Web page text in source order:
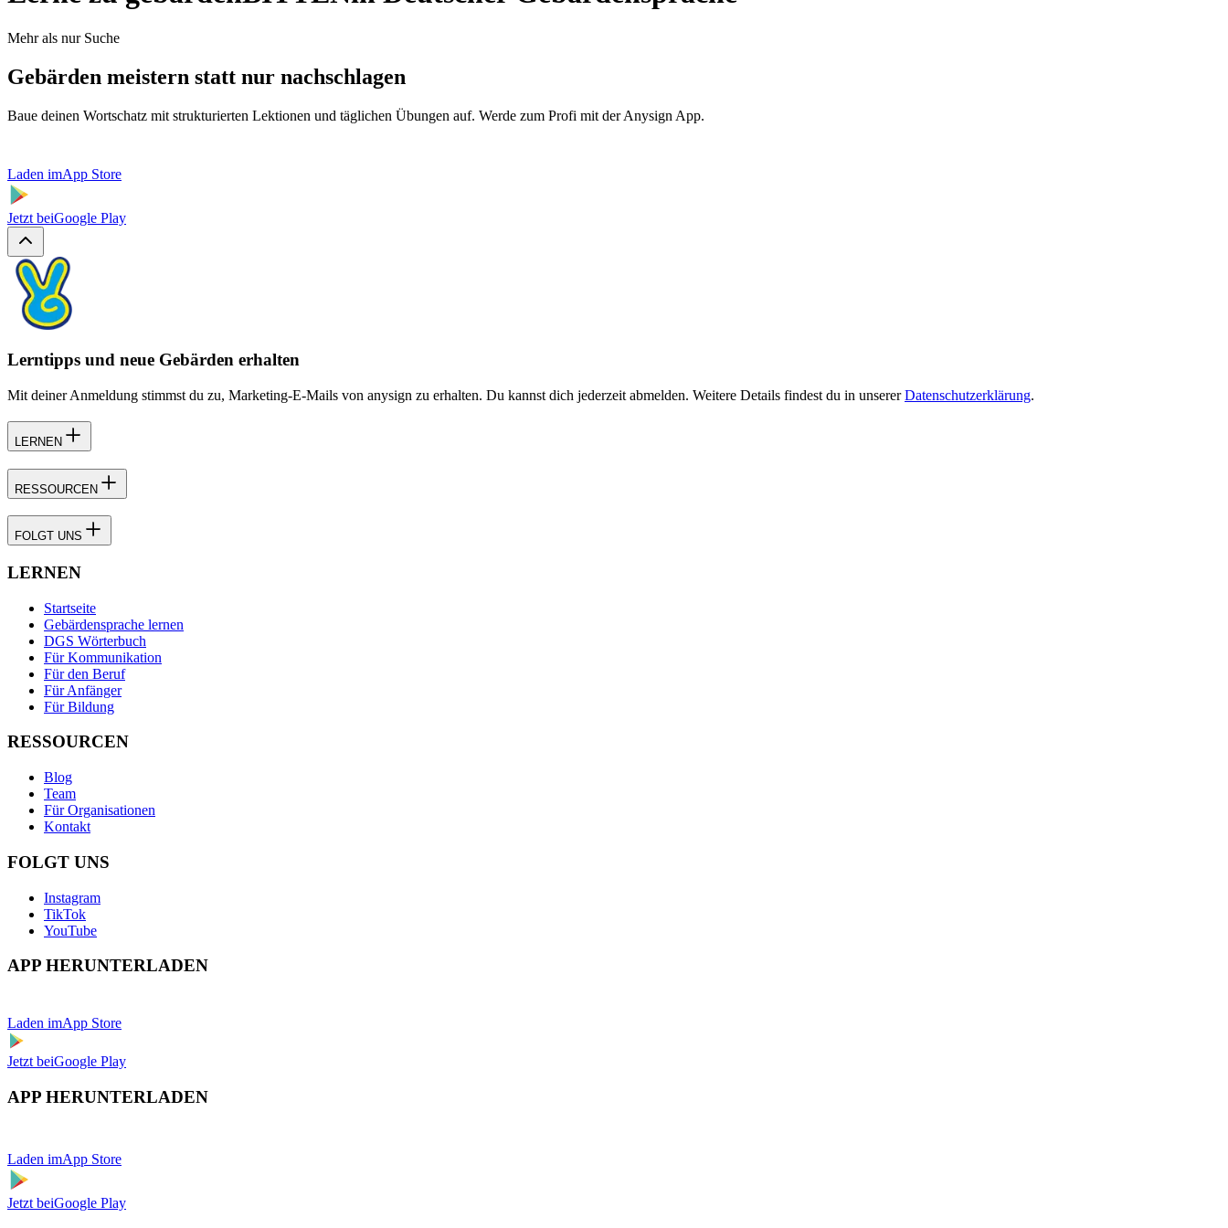
Mehr als nur Suche
Gebärden meistern statt nur nachschlagen
Baue deinen Wortschatz mit strukturierten Lektionen und täglichen Übungen auf. Werde zum Profi mit der Anysign App.
Laden imApp Store
Jetzt beiGoogle Play
Lerntipps und neue Gebärden erhalten
Mit deiner Anmeldung stimmst du zu, Marketing-E-Mails von anysign zu erhalten. Du kannst dich jederzeit abmelden. Weitere Details findest du in unserer Datenschutzerklärung.
LERNEN
RESSOURCEN
FOLGT UNS
LERNEN
Startseite
Gebärdensprache lernen
DGS Wörterbuch
Für Kommunikation
Für den Beruf
Für Anfänger
Für Bildung
RESSOURCEN
Blog
Team
Für Organisationen
Kontakt
FOLGT UNS
Instagram
TikTok
YouTube
APP HERUNTERLADEN
Laden imApp Store
Jetzt beiGoogle Play
APP HERUNTERLADEN
Laden imApp Store
Jetzt beiGoogle Play